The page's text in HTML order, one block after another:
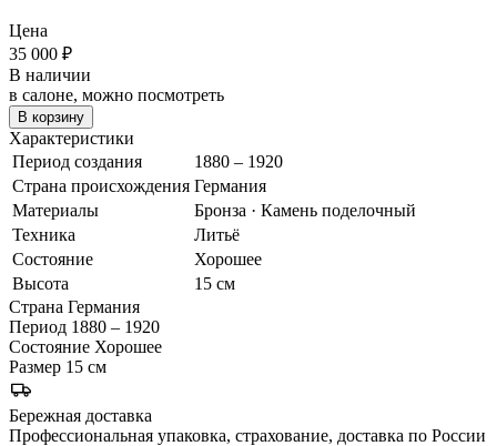
Цена
35 000 ₽
В наличии
в салоне, можно посмотреть
В корзину
Характеристики
Период создания
1880 – 1920
Страна происхождения Германия
Материалы
Бронза · Камень поделочный
Техника
Литьё
Состояние
Хорошее
Высота
15 см
Страна Германия
Период 1880 – 1920
Состояние Хорошее
Размер 15 см
Бережная доставка
Профессиональная упаковка, страхование, доставка по России